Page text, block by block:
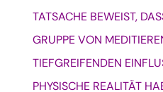
TATSACHE BEWEIST,
GRUPPE VON
TIEFGREIFENDEN
PHYSISCHE REALITÄT